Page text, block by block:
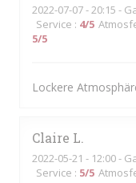
2022-07-07- 20:15 -
Service : 4/5
5/5
Lockere
Claire L
2022-05-21 - 12:00 -
Service : 5/5